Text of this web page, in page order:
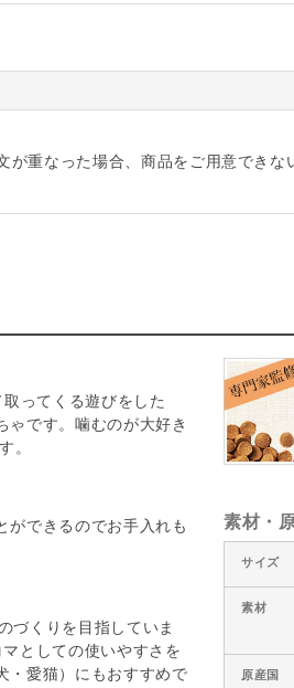
重なった場合、商品をご用意でき
ってくる遊びをした
ゃです。噛むのが大好き
。
ができるのでお手入れも
づくりを目指していま
としての使いやすさを
・愛猫）にもおすすめで
素材・
サイズ
素材
原産国